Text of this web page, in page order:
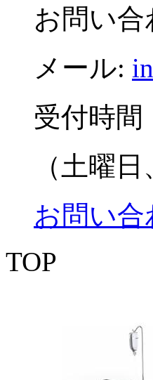
お問い
メール:
受付時間
（土曜
お問い合
TOP